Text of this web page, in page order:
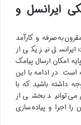
ایرانسل و
به صرفه و کارآمد
نیز یکی از
امکان ارسال پیامک
است. در ادامه با این
داشته باشید که با
می توانید بخشی از
را اجرا و پیاده سازی